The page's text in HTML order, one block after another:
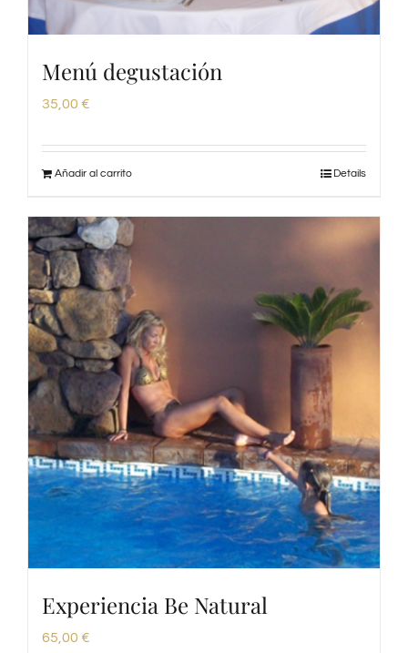
Menú degustación
35,00 €
Añadir al carrito Details
Experiencia Be Natural
65,00 €